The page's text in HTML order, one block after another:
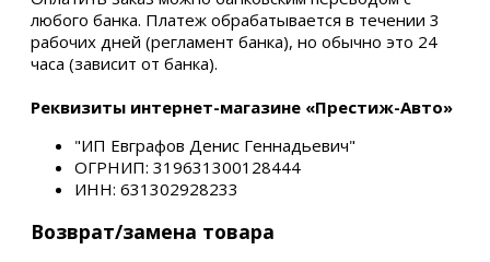
любого банка. Платеж обрабатывается в течении 3
рабочих дней (регламент банка), но обычно это 24
часа (зависит от банка).
Реквизиты интернет-магазине «Престиж-Авто»
"ИП Евграфов Денис Геннадьевич"
ОГРНИП: 319631300128444
ИНН: 631302928233
Возврат/замена товара